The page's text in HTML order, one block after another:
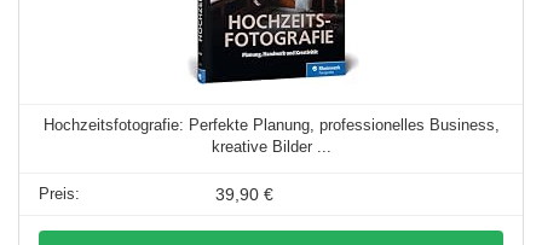
Hochzeitsfotografie: Perfekte Planung, professionelles Business,
kreative Bilder ...
39,90 €